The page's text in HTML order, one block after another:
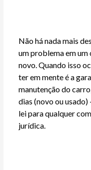
Não há nada mais
um problema em um
novo. Quando isso
ter em mente é a
manutenção do
dias (novo ou
lei para qualquer
jurídica.